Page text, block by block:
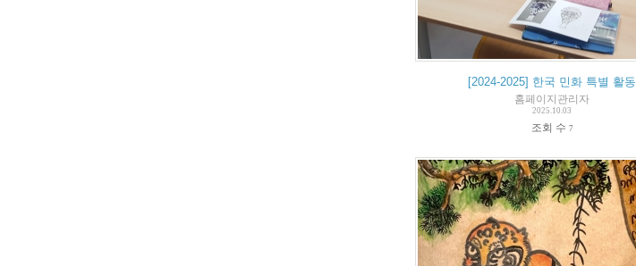
[2024-2025] 한국 민화 특별 활동
홈페이지관리자
2025.10.03
조회 수 7